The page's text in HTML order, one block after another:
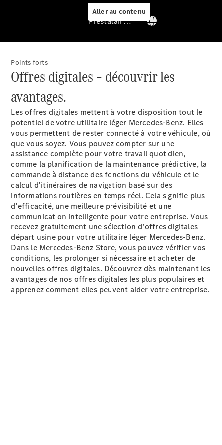
Aller au contenu
Services
Aperçu
Van Service
Assistance
dépannage
& assistance
client
Solutions
de mobilité
Commande
intelligente
du véhicule
Garantie &
pièces
Prestataire / Protection des données
Points forts
Offres digitales – découvrir les
avantages.
Les offres digitales mettent à votre disposition tout le
potentiel de votre utilitaire léger Mercedes-Benz. Elles
vous permettent de rester connecté à votre véhicule, où
que vous soyez. Vous pouvez compter sur une
assistance complète pour votre travail quotidien,
comme la planification de la maintenance prédictive, la
commande à distance des fonctions du véhicule et le
calcul d'itinéraires de navigation basé sur des
informations routières en temps réel. Cela signifie plus
d'efficacité, une meilleure prévisibilité et une
communication intelligente pour votre entreprise. Vous
recevez gratuitement une sélection d'offres digitales
départ usine pour votre utilitaire léger Mercedes-Benz.
Dans le Mercedes-Benz Store, vous pouvez vérifier vos
conditions, les prolonger si nécessaire et acheter de
nouvelles offres digitales. Découvrez dès maintenant les
avantages de nos offres digitales les plus populaires et
apprenez comment elles peuvent aider votre entreprise.